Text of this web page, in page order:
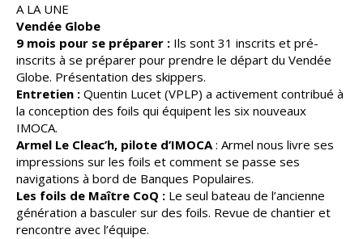
A LA UNE
Vendée Globe
9 mois pour se préparer : Ils sont 31 inscrits et pré-
inscrits à se préparer pour prendre le départ du Vendée
Globe. Présentation des skippers.
Entretien : Quentin Lucet (VPLP) a activement contribué à
la conception des foils qui équipent les six nouveaux
IMOCA.
Armel Le Cleac’h, pilote d’IMOCA: Armel nous livre ses
impressions sur les foils et comment se passe ses
navigations à bord de Banques Populaires.
Les foils de Maître CoQ : Le seul bateau de l’ancienne
génération a basculer sur des foils. Revue de chantier et
rencontre avec l’équipe.